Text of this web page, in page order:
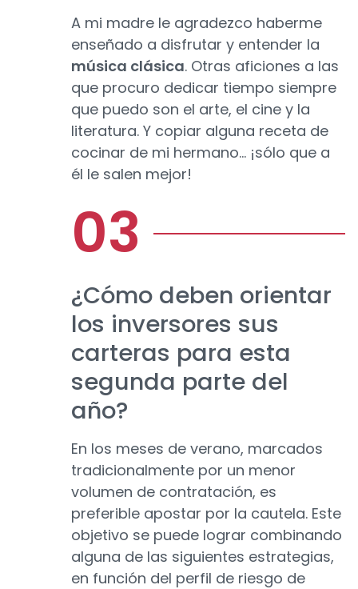
A mi madre le agradezco haberme
enseñado a disfrutar y entender la
música clásica. Otras aficiones a las
que procuro dedicar tiempo siempre
que puedo son el arte, el cine y la
literatura. Y copiar alguna receta de
cocinar de mi hermano… ¡sólo que a
él le salen mejor!
¿Cómo deben orientar
los inversores sus
carteras para esta
segunda parte del
año?
En los meses de verano, marcados
tradicionalmente por un menor
volumen de contratación, es
preferible apostar por la cautela. Este
objetivo se puede lograr combinando
alguna de las siguientes estrategias,
en función del perfil de riesgo de